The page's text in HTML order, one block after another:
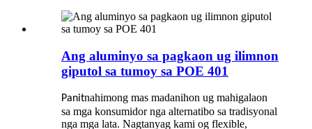
Ang aluminyo sa pagkaon ug ilimnon
giputol sa tumoy sa POE 401
Panitnahimong mas madanihon ug mahigalaon
sa mga konsumidor nga alternatibo sa tradisyonal
nga mga lata. Nagtanyag kami og flexible,